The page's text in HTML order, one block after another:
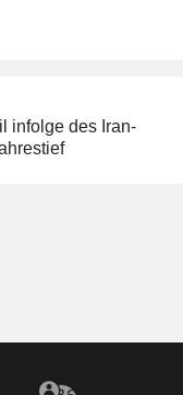
infolge des Iran-